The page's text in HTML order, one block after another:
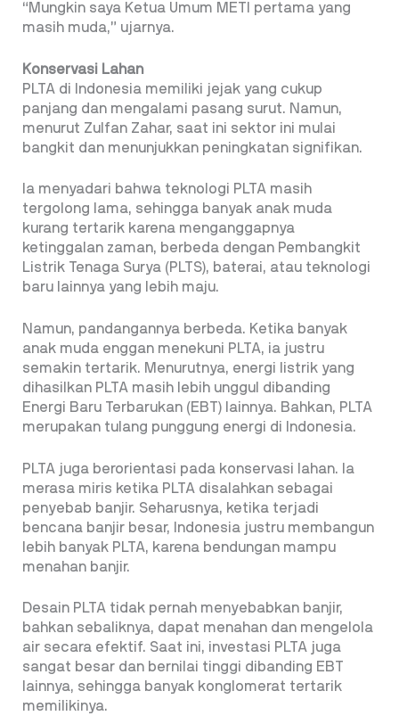
“Mungkin saya Ketua Umum METI pertama yang
masih muda,” ujarnya.
Konservasi Lahan
PLTA di Indonesia memiliki jejak yang cukup
panjang dan mengalami pasang surut. Namun,
menurut Zulfan Zahar, saat ini sektor ini mulai
bangkit dan menunjukkan peningkatan signifikan.
Ia menyadari bahwa teknologi PLTA masih
tergolong lama, sehingga banyak anak muda
kurang tertarik karena menganggapnya
ketinggalan zaman, berbeda dengan Pembangkit
Listrik Tenaga Surya (PLTS), baterai, atau teknologi
baru lainnya yang lebih maju.
Namun, pandangannya berbeda. Ketika banyak
anak muda enggan menekuni PLTA, ia justru
semakin tertarik. Menurutnya, energi listrik yang
dihasilkan PLTA masih lebih unggul dibanding
Energi Baru Terbarukan (EBT) lainnya. Bahkan, PLTA
merupakan tulang punggung energi di Indonesia.
PLTA juga berorientasi pada konservasi lahan. Ia
merasa miris ketika PLTA disalahkan sebagai
penyebab banjir. Seharusnya, ketika terjadi
bencana banjir besar, Indonesia justru membangun
lebih banyak PLTA, karena bendungan mampu
menahan banjir.
Desain PLTA tidak pernah menyebabkan banjir,
bahkan sebaliknya, dapat menahan dan mengelola
air secara efektif. Saat ini, investasi PLTA juga
sangat besar dan bernilai tinggi dibanding EBT
lainnya, sehingga banyak konglomerat tertarik
memilikinya.